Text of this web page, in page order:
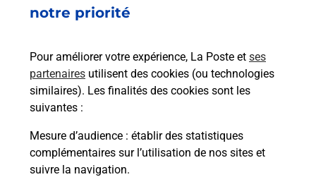
notre priorité
Pour améliorer votre expérience, La Poste et ses
partenaires utilisent des cookies (ou technologies
similaires). Les finalités des cookies sont les
suivantes :
Mesure d’audience : établir des statistiques
complémentaires sur l’utilisation de nos sites et
suivre la navigation.
8 RUE BARLA
En savoir plus
Malin !
La Poste
en ligne